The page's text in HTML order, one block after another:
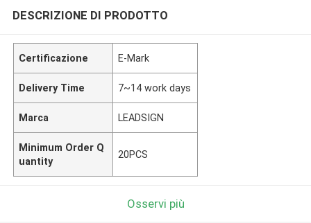
DESCRIZIONE DI PRODOTTO
Certificazione E-Mark
Delivery Time 7~14 work days
Marca LEADSIGN
Minimum Order Q
uantity
20PCS
Osservi più